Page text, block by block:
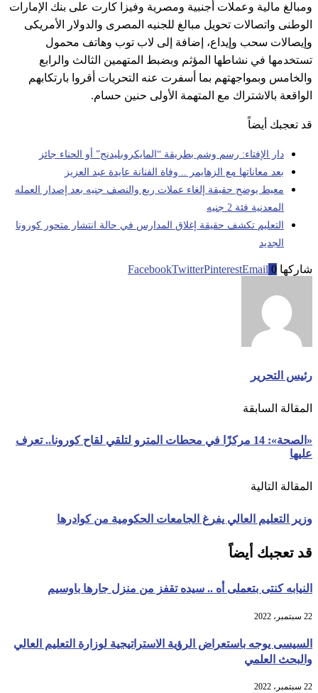
ومبالغ مالية وعملات أجنبية ومصرية وفيزا كارت على بنك الإمارات
الوطنى واتصالات تحويل مبالغ للجنيه المصرى والدولار الأمريكى
وإيصالات سحب وإيداع، إضافة إلى لاب توب وهاتف محمول
تستخدمها في نشاطها المؤثم وبضبط المتهمين الثالث والرابع
والخامس وبمواجهتهم بما أسفرت عنه التحريات أقروا بارتكابهم
الواقعة بالاشتراك مع المتهمة الأولى حنين حسام.
قد تعجبك أيضاً
دار الإفتاء: رسم وشم بطريقة “المايكروبليدنج” أو الحناء جائز
بعد معاناتها مع الزهايمر .. وفاة الفنانة عايدة عبد العزيز
معيط يوضح حقيقة إلغاء عملات ربع والنصف جنيه بعد إصدار العمله
المعدنية فئة 2 جنيه
التعليم تكشف حقيقة إغلاق المدارس في حالة انتشار متحور كورونا
الجديد
شاركها 0
FacebookTwitterPinterestEmail
رئيس التحرير
المقالة السابقة
«الصحة»: 14 مركزًا في محطات المترو لتلقي لقاح كورونا.. تعرف
عليها
المقالة التالية
وزير التعليم العالي يفرغ الجامعات الحكومية من كوادرها
قد تعجبك أيضاً
النيابه كنتى بتعملى أه .. سيده تقفز من منزل جارها باوسيم
22 سبتمبر، 2022
السيسى يوجه باستعراض الرؤية الاستراتيجية لوزارة التعليم العالي
والبحث العلمي
22 سبتمبر، 2022